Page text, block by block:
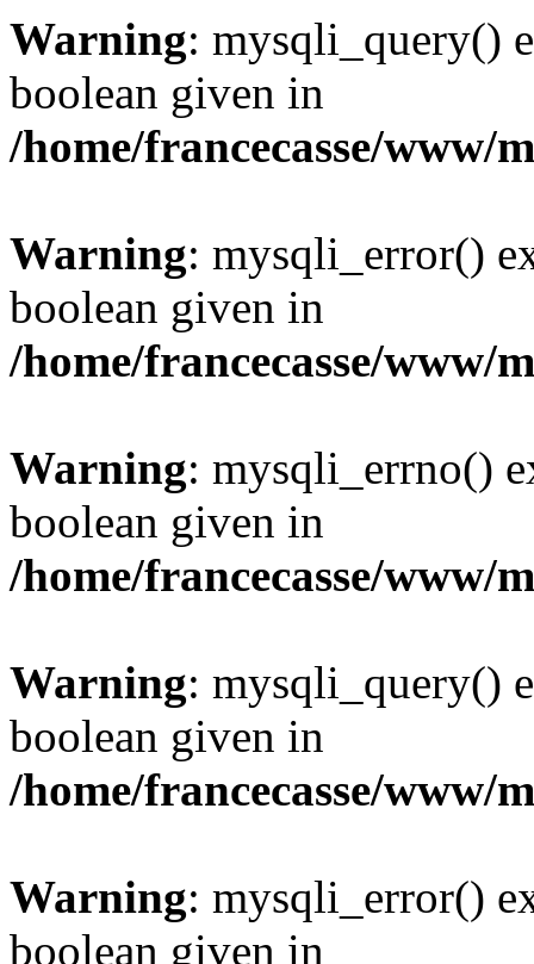
Warning: mysqli_query()
boolean given in
/home/francecasse/www/
Warning: mysqli_error()
boolean given in
/home/francecasse/www/
Warning: mysqli_errno()
boolean given in
/home/francecasse/www/
Warning: mysqli_query()
boolean given in
/home/francecasse/www/
Warning: mysqli_error()
boolean given in